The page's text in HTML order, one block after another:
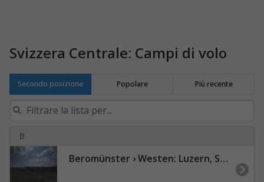
Svizzera Centrale: Campi di volo
Secondo posizione Popolare Più recente
B
Beromünster › Westen: Luzern, Schweiz